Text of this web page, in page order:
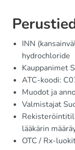
INN
hydrochloride
Kauppanimet
ATC-koodi:
Muodot ja
Valmistajat
lääkärin
OTC / Rx-